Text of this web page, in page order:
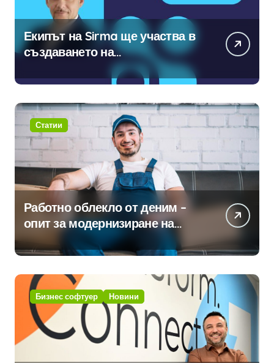
Екипът на Sirma ще участва в
създаването на
международните стандарти за
навлизане на изкуствен
интелект в хотелиерството
Статии
Работно облекло от деним –
опит за модернизиране на
традицията
Бизнес софтуер Новини